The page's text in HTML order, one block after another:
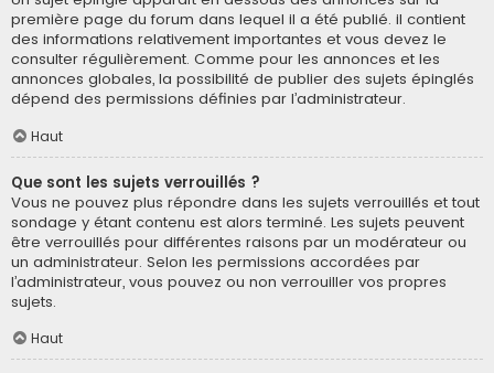
première page du forum dans lequel il a été publié. il contient
des informations relativement importantes et vous devez le
consulter régulièrement. Comme pour les annonces et les
annonces globales, la possibilité de publier des sujets épinglés
dépend des permissions définies par l’administrateur.
Haut
Que sont les sujets verrouillés ?
Vous ne pouvez plus répondre dans les sujets verrouillés et tout
sondage y étant contenu est alors terminé. Les sujets peuvent
être verrouillés pour différentes raisons par un modérateur ou
un administrateur. Selon les permissions accordées par
l’administrateur, vous pouvez ou non verrouiller vos propres
sujets.
Haut